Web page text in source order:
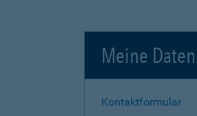
Meine
Kontaktformular